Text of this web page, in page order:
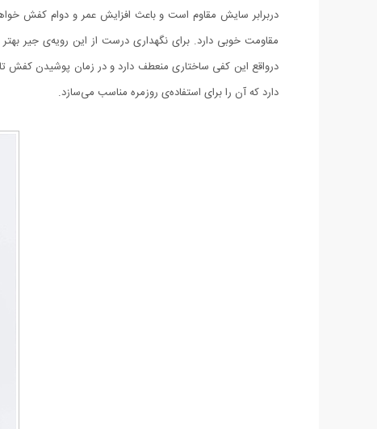
دربرابر سایش مقاوم است و باعث افزایش عمر و دوام کفش
مقاومت خوبی دارد. برای نگهداری درست از این رویه‌ی جیر
دارد که آن را برای استفاده‌ی روزمره مناسب می‌سازد.